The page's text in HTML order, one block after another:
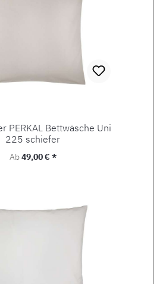
PERKAL Bettwäsche Uni
225 schiefer
Regulärer Preis:
Ab49,00 € *